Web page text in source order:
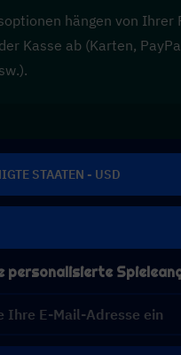
hängen von Ihrer
Kasse ab (Karten,
STAATEN - USD
personalisierte